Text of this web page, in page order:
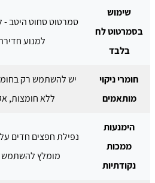
שימוש
בסמרטוט לח
בלבד
סמרטוט סחוט היטב -
למנוע
חומרי ניקוי
מותאמים
יש להשתמש רק
ללא חומצות,
הימנעות
ממכות
נקודתיות
נפילת חפצים חדים
מומלץ להשתמש